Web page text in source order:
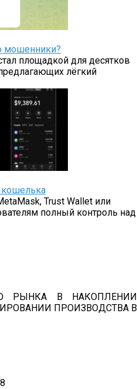
мошенники?
площадкой для десятков
лёгкий
кошелька
Trust Wallet или
полный контроль над
РЫНКА В НАКОПЛЕНИИ
ПРОИЗВОДСТВА В